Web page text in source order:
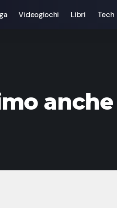
Videogiochi Libri Tech